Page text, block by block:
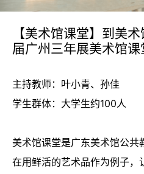
【美术馆课堂】到美
届广州三年展美术馆
主持教师：叶小青、孙佳
学生群体：大学生约100人
美术馆课堂是广东美术馆公共
在用鲜活的艺术品作为例子，